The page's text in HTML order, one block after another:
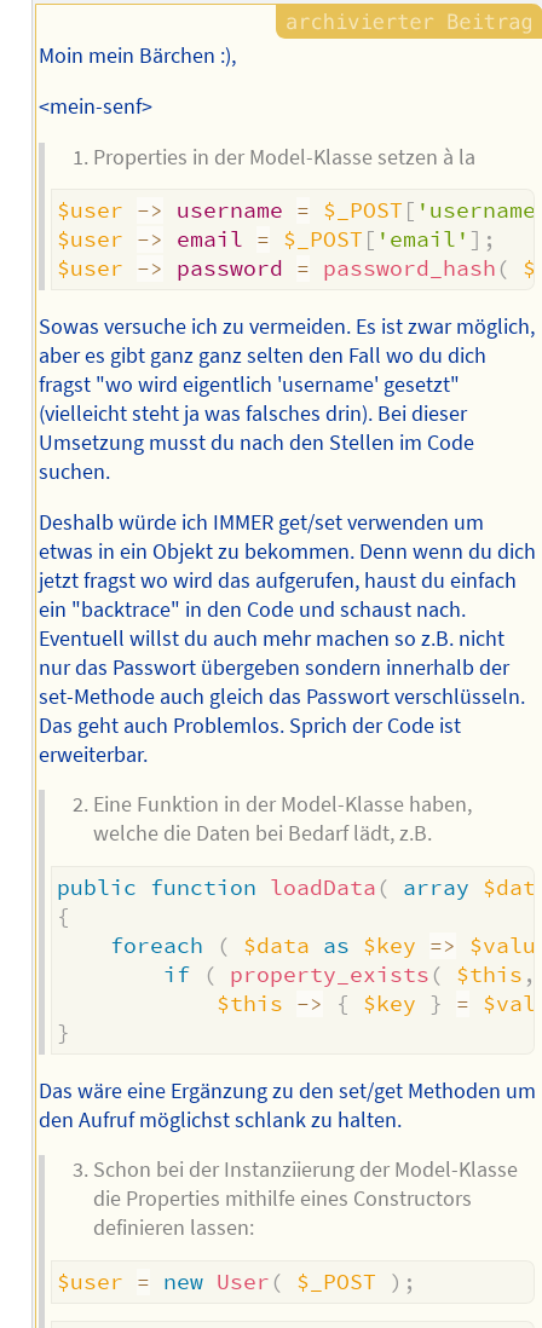
Moin mein Bärchen :),
<mein-senf>
Properties in der Model-Klasse setzen à la
$user -> username = $_POST [
$user -> email = $_POST [ 'email' ] ;
$user -> password = password_hash (
Sowas versuche ich zu vermeiden. Es ist zwar möglich,
aber es gibt ganz ganz selten den Fall wo du dich
fragst "wo wird eigentlich 'username' gesetzt"
(vielleicht steht ja was falsches drin). Bei dieser
Umsetzung musst du nach den Stellen im Code
suchen.
Deshalb würde ich IMMER get/set verwenden um
etwas in ein Objekt zu bekommen. Denn wenn du dich
jetzt fragst wo wird das aufgerufen, haust du einfach
ein "backtrace" in den Code und schaust nach.
Eventuell willst du auch mehr machen so z.B. nicht
nur das Passwort übergeben sondern innerhalb der
set-Methode auch gleich das Passwort verschlüsseln.
Das geht auch Problemlos. Sprich der Code ist
erweiterbar.
Eine Funktion in der Model-Klasse haben,
welche die Daten bei Bedarf lädt, z.B.
public function loadData ( array
{
foreach
( $data as $key =>
if
( property_exists ( $this ,
$this -> { $key } =
}
Das wäre eine Ergänzung zu den set/get Methoden um
den Aufruf möglichst schlank zu halten.
Schon bei der Instanziierung der Model-Klasse
die Properties mithilfe eines Constructors
definieren lassen:
$user = new User ( $_POST ) ;